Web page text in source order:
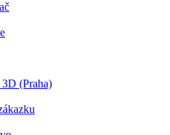
(Praha)